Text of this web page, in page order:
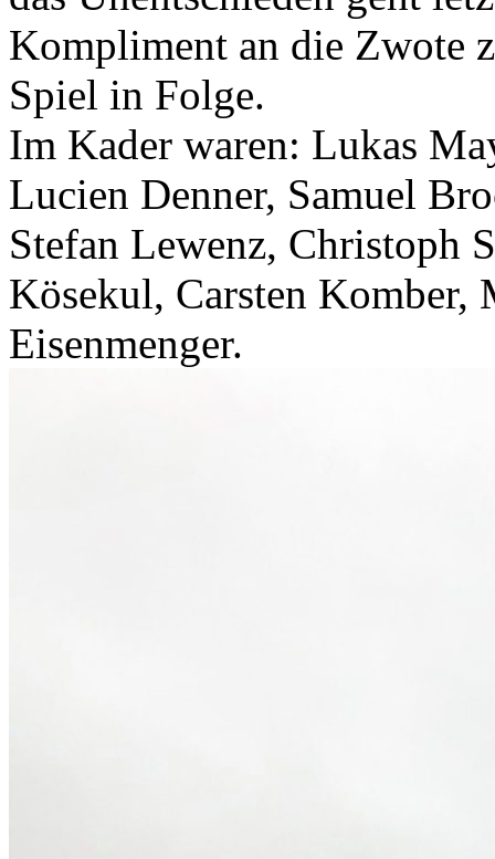
Kompliment an die Zwote
Spiel in Folge.
Im Kader waren: Lukas
Lucien Denner, Samuel
Stefan Lewenz, Christoph
Kösekul, Carsten
Eisenmenger.